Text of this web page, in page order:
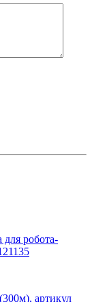
робота-
артикул